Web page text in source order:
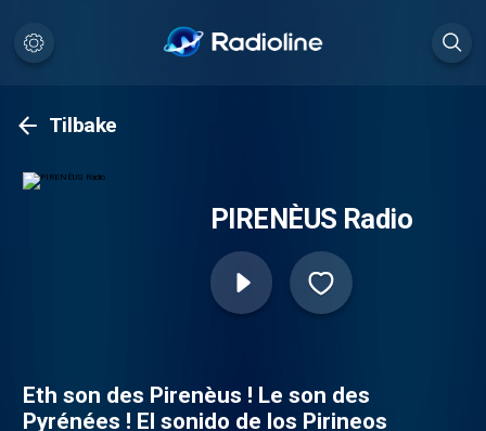
Tilbake
PIRENÈUS Radio
Eth son des Pirenèus ! Le son des
Pyrénées ! El sonido de los Pirineos